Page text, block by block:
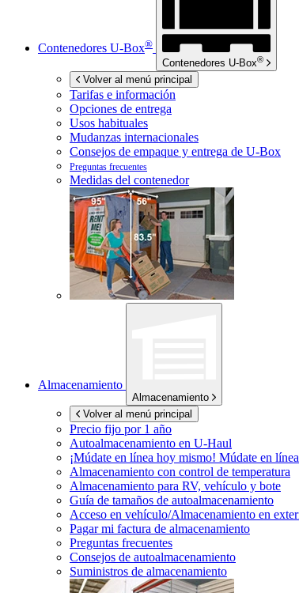
Contenedores U-Box®
Contenedores U-Box®
Volver al menú principal
Tarifas e información
Opciones de entrega
Usos habituales
Mudanzas internacionales
Consejos de empaque y entrega de U-Box
Preguntas frecuentes
Medidas del contenedor
Almacenamiento
Almacenamiento
Volver al menú principal
Precio fijo por 1 año
Autoalmacenamiento en U-Haul
¡Múdate en línea hoy mismo! Múdate en
Almacenamiento con control de temperatura
Almacenamiento para RV, vehículo y bote
Guía de tamaños de autoalmacenamiento
Acceso en vehículo/Almacenamiento en
Pagar mi factura de almacenamiento
Preguntas frecuentes
Consejos de autoalmacenamiento
Suministros de almacenamiento